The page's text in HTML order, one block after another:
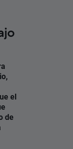
el
de